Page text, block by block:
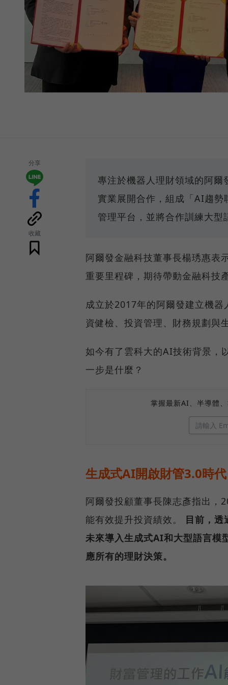
分享
收藏
專注於機器人理財領域的阿
實業展開合作，組成「AI趨
管理平台，並將合作訓練大
阿爾發金融科技董事長楊琇惠表
重要里程碑，期待帶動金融科技
成立於2017年的阿爾發建立機
資健檢、投資管理、財務規劃與
如今有了雲科大的AI技術背景，
一步是什麼？
掌握最新AI、半導體
生成式AI開啟財管3.0時代
阿爾發投顧董事長陳志彥指出，
能有效提升投資績效。 目前，透
未來導入生成式AI和大型語言模
應所有的理財決策。